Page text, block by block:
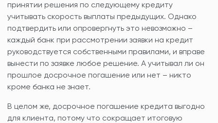
принятии решения по следующему кредиту
учитывать скорость выплаты предыдущих. Однако
подтвердить или опровергнуть это невозможно –
каждый банк при рассмотрении заявки на кредит
руководствуется собственными правилами, и вправе
вынести по заявке любое решение. А учитывал ли он
прошлое досрочное погашение или нет – никто
кроме банка не знает.
В целом же, досрочное погашение кредита выгодно
для клиента, потому что сокращает итоговую